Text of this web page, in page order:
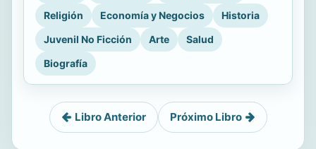
Religión
Economía y Negocios
Historia
Juvenil No Ficción
Arte
Salud
Biografía
Libro Anterior Próximo Libro